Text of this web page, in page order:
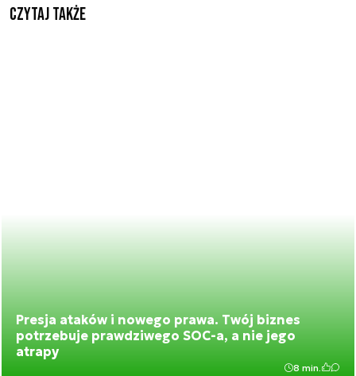
Czytaj także
Presja ataków i nowego prawa. Twój biznes
potrzebuje prawdziwego SOC-a, a nie jego
atrapy
8 min.